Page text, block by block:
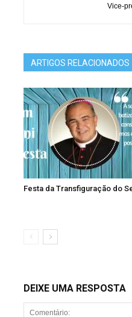
Vice-
ARTIGOS RELACIONADOS
Festa da Transfiguração do
DEIXE UMA RESPOSTA